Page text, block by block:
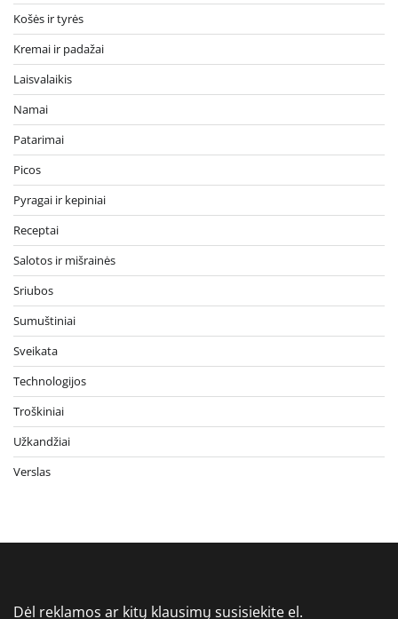
Košės ir tyrės
Kremai ir padažai
Laisvalaikis
Namai
Patarimai
Picos
Pyragai ir kepiniai
Receptai
Salotos ir mišrainės
Sriubos
Sumuštiniai
Sveikata
Technologijos
Troškiniai
Užkandžiai
Verslas
Dėl reklamos ar kitų klausimų susisiekite el.